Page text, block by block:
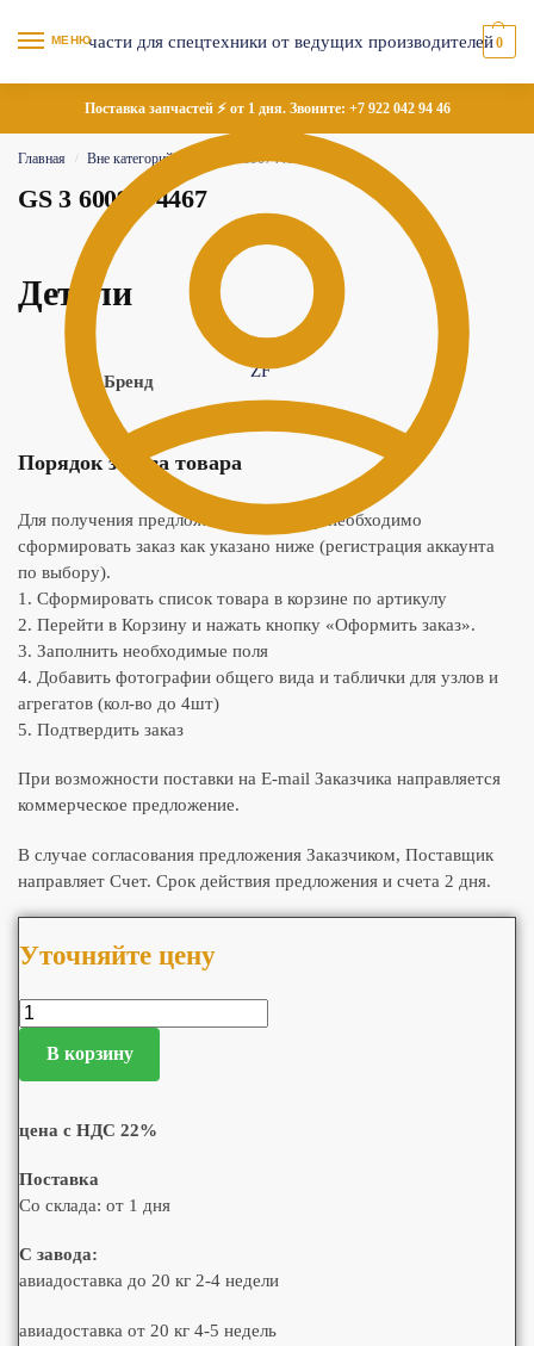
МЕНЮ 0
Поставка запчастей ⚡ от 1 дня. Звоните: +7 922 042 94 46
Главная / Вне категорий GS 3 6009074467
GS 3 6009074467
Детали
Бренд
ZF
Порядок заказа товара
Для получения предложения по товару необходимо
сформировать заказ как указано ниже (регистрация аккаунта
по выбору).
1. Сформировать список товара в корзине по артикулу
2. Перейти в Корзину и нажать кнопку «Оформить заказ».
3. Заполнить необходимые поля
4. Добавить фотографии общего вида и таблички для узлов и
агрегатов (кол-во до 4шт)
5. Подтвердить заказ
При возможности поставки на E-mail Заказчика направляется
коммерческое предложение.
В случае согласования предложения Заказчиком, Поставщик
направляет Счет. Срок действия предложения и счета 2 дня.
Уточняйте цену
В корзину
цена с НДС 22%
Поставка
Со склада: от 1 дня
С завода:
авиадоставка до 20 кг 2-4 недели
авиадоставка от 20 кг 4-5 недель